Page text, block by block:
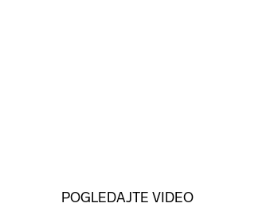
POGLEDAJTE VIDEO